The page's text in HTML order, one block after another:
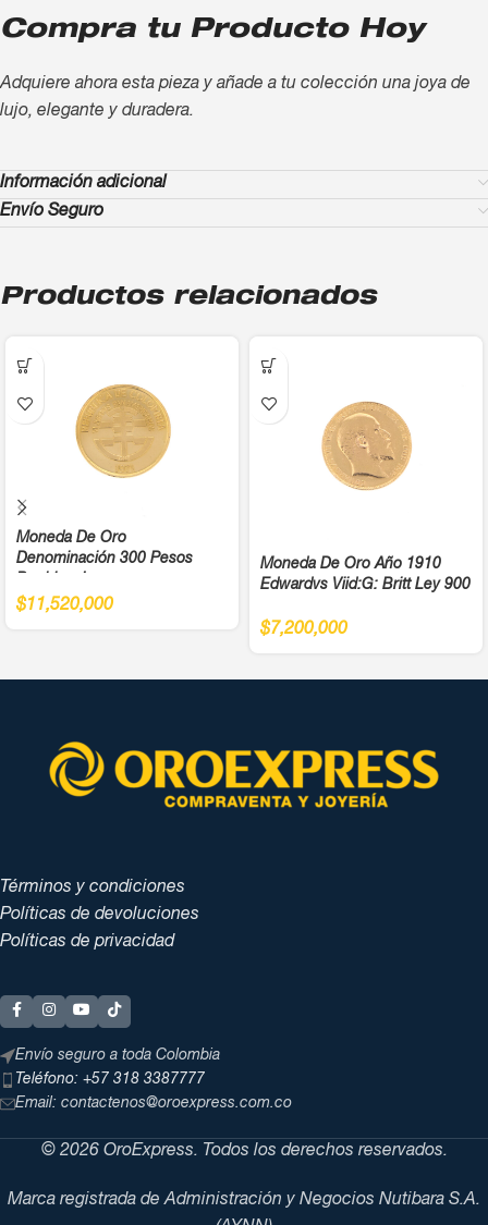
Compra tu Producto Hoy
Adquiere ahora esta pieza y añade a tu colección una joya de
lujo, elegante y duradera.
Información adicional
Envío Seguro
Productos relacionados
Moneda De Oro
Denominación 300 Pesos
Panamericanos Año 1971 Cali
$11,520,000
Moneda De Oro Año 1910
Edwardvs Viid:G: Britt Ley 900
$7,200,000
Términos y condiciones
Políticas de devoluciones
Políticas de privacidad
Envío seguro a toda Colombia
Teléfono: +57 318 3387777
Email: contactenos@oroexpress.com.co
© 2026 OroExpress. Todos los derechos reservados.
Marca registrada de Administración y Negocios Nutibara S.A.